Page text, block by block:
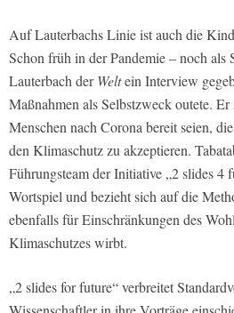
Auf Lauterbachs Linie ist auch die
Schon früh in der Pandemie – noch
Lauterbach derWeltein Interview
Maßnahmen als Selbstzweck outete. Er
Menschen nach Corona bereit seien,
den Klimaschutz zu akzeptieren.
Führungsteam der Initiative „2 slides 4
Wortspiel und bezieht sich auf die
ebenfalls für Einschränkungen des
Klimaschutzes wirbt.
„2 slides for future“ verbreitet